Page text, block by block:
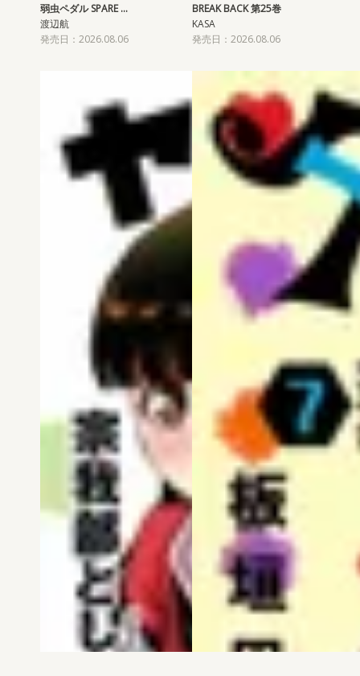
弱虫ペダル SPARE …
渡辺航
発売日：2026.08.06
BREAK BACK 第25巻
KASA
発売日：2026.08.06